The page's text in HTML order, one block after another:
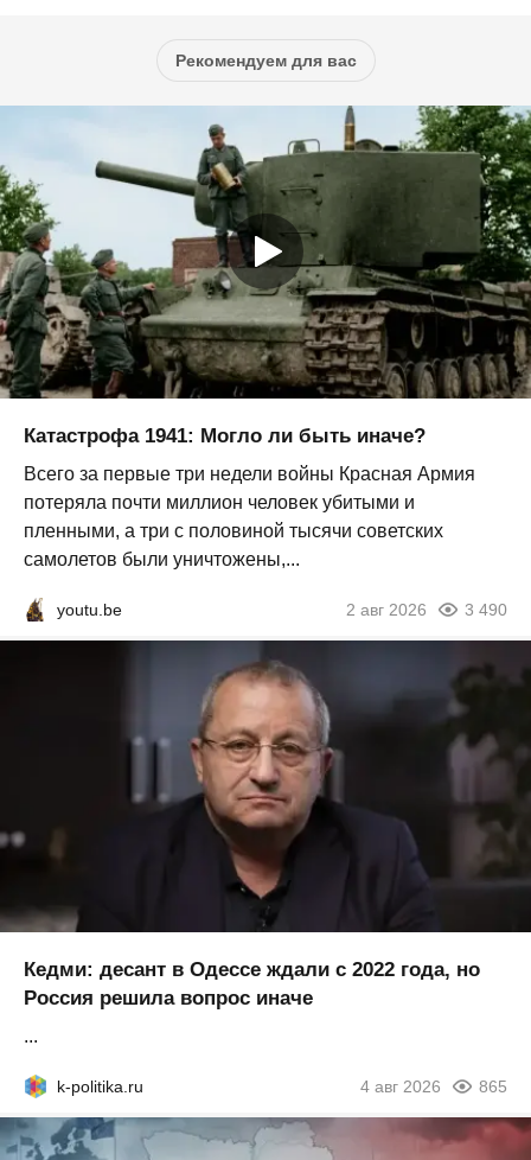
Рекомендуем для вас
Катастрофа 1941: Могло ли быть иначе?
Всего за первые три недели войны Красная Армия
потеряла почти миллион человек убитыми и
пленными, а три с половиной тысячи советских
самолетов были уничтожены,...
youtu.be 2 авг 2026 3 490
Кедми: десант в Одессе ждали с 2022 года, но
Россия решила вопрос иначе
...
k-politika.ru 4 авг 2026 865